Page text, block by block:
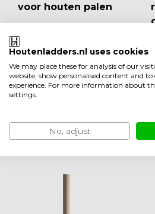
voor houten palen
Op voorraadVandaag
besteld, binnen 2
werkdagen geleverd
EUR 14,95
Vergelijk
Bekijken
Houtenladders.nl uses cookies
We may place these for analysis of our
website, show personalised content and
experience. For more information about
settings.
No, adjust